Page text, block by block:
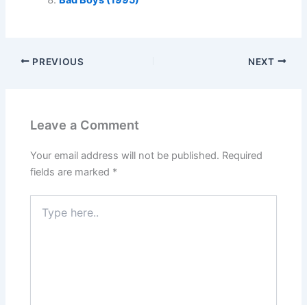
PREVIOUS NEXT
Leave a Comment
Your email address will not be published. Required
fields are marked *
here..